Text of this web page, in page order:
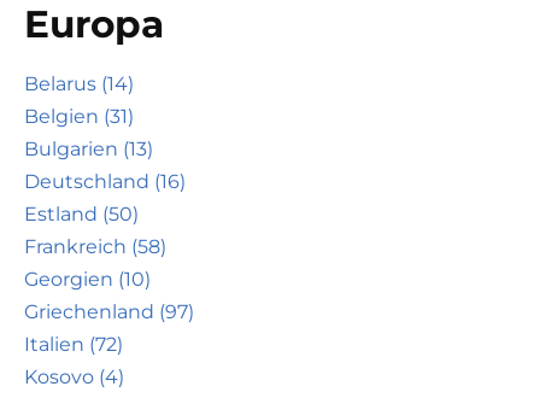
Europa
Belarus (14)
Belgien (31)
Bulgarien (13)
Deutschland (16)
Estland (50)
Frankreich (58)
Georgien (10)
Griechenland (97)
Italien (72)
Kosovo (4)